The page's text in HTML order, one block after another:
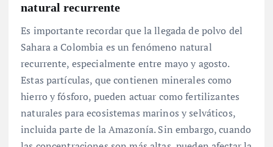
natural recurrente
Es importante recordar que la llegada de polvo del
Sahara a Colombia es un fenómeno natural
recurrente, especialmente entre mayo y agosto.
Estas partículas, que contienen minerales como
hierro y fósforo, pueden actuar como fertilizantes
naturales para ecosistemas marinos y selváticos,
incluida parte de la Amazonía. Sin embargo, cuando